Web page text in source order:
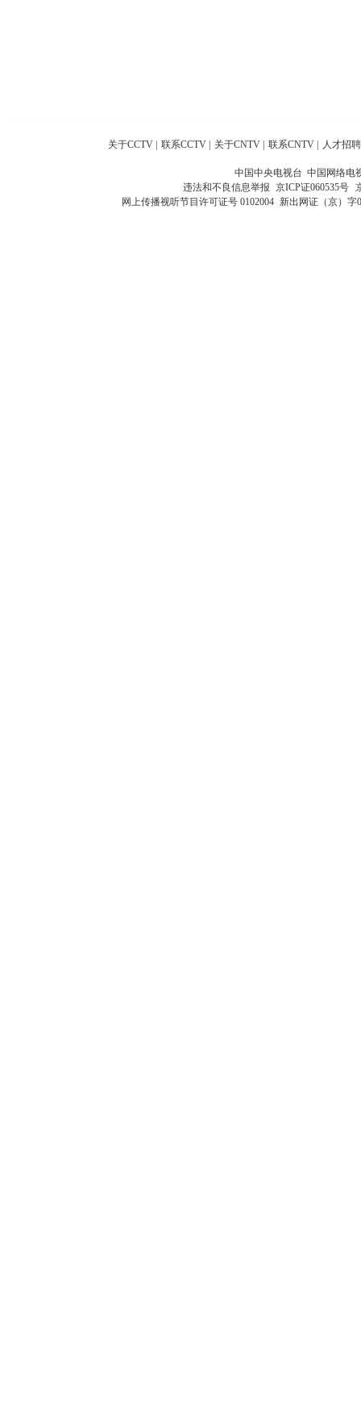
关于CCTV 联系CCTV 关于CNTV 联系CNTV 人才招聘
中国中央电视台 中国网络电
违法和不良信息举报 京ICP证060535号
网上传播视听节目许可证号 0102004 新出网证（京）